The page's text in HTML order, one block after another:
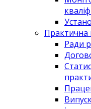
Практична
Ради